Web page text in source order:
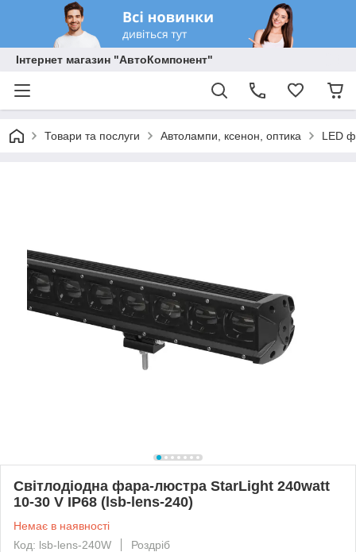
Інтернет магазин "АвтоКомпонент"
Товари та послуги Автолампи, ксенон, оптика LED
Світлодіодна фара-люстра StarLight 240watt
10-30 V IP68 (lsb-lens-240)
Немає в наявності
Код: lsb-lens-240W
Роздріб